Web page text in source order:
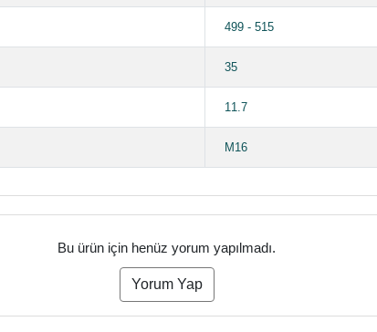
499 - 515
35
11.7
M16
Bu ürün için henüz yorum yapılmadı.
Yorum Yap